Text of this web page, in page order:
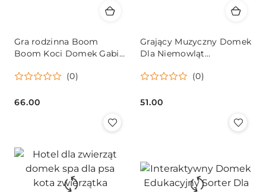
Gra rodzinna Boom
Boom Koci Domek Gabi
(0)
Cena:
66.00
Grający Muzyczny Domek
Dla Niemowląt
(0)
Cena:
51.00